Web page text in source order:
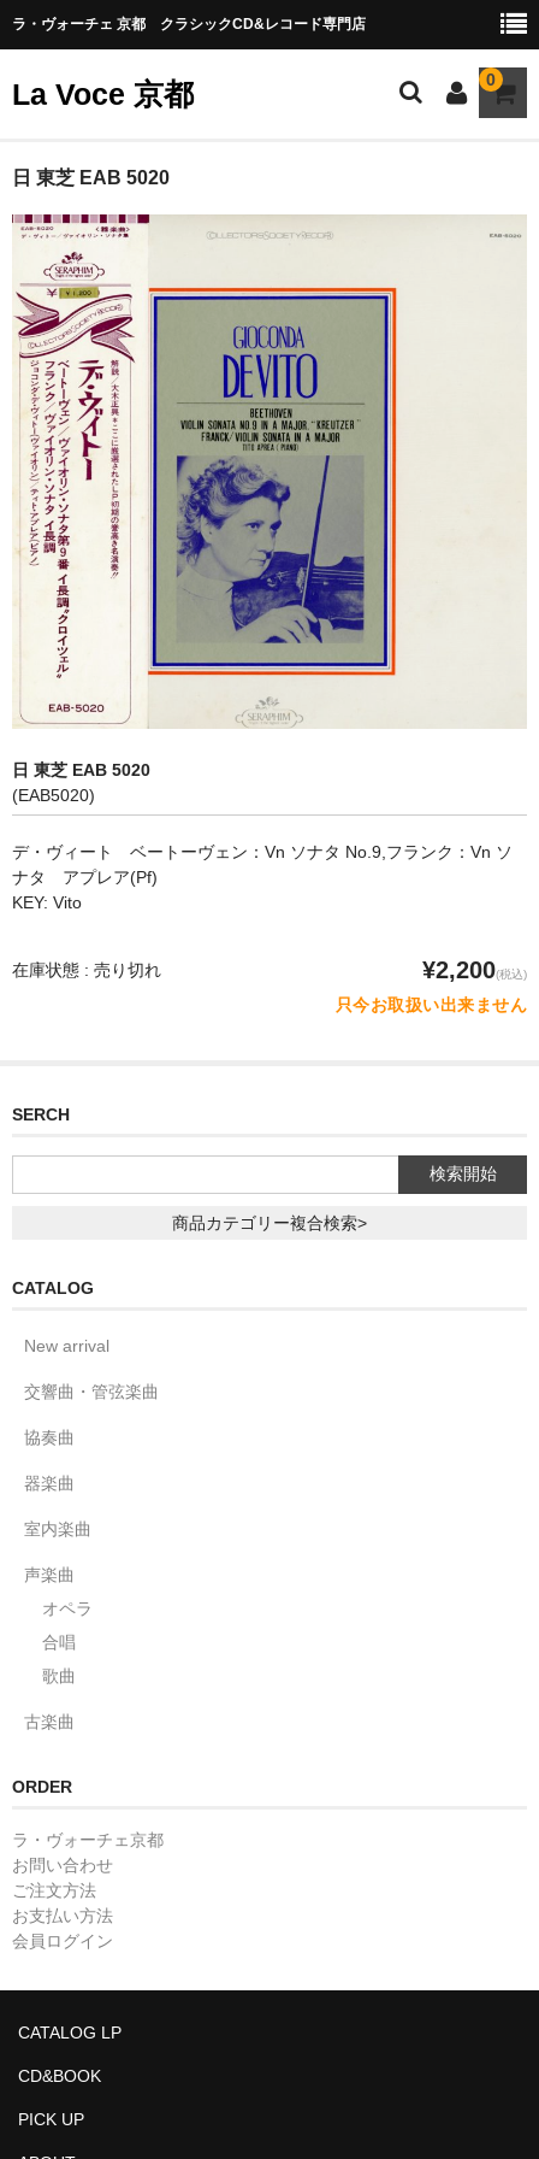
ラ・ヴォーチェ 京都 クラシックCD&レコード専門店
La Voce 京都 0
CATALOG LP
New arrival
交響曲・管弦楽曲
協奏曲
室内楽曲
器楽曲
声楽曲
合唱
オペラ
歌曲
古楽曲
CD&BOOK
PICK UP
ORDER
CONTACT
日 東芝 EAB 5020
日 東芝 EAB 5020
(EAB5020)
デ・ヴィート ベートーヴェン：Vn ソナタ No.9,フランク：Vn ソ
ナタ アプレア(Pf)
KEY: Vito
在庫状態 : 売り切れ ¥2,200(税込)
只今お取扱い出来ません
SERCH
商品カテゴリー複合検索>
CATALOG
New arrival
交響曲・管弦楽曲
協奏曲
器楽曲
室内楽曲
声楽曲
オペラ
合唱
歌曲
古楽曲
ORDER
ラ・ヴォーチェ京都
お問い合わせ
ご注文方法
お支払い方法
会員ログイン
CATALOG LP
CD&BOOK
PICK UP